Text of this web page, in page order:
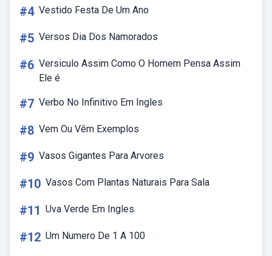
#4 Vestido Festa De Um Ano
#5 Versos Dia Dos Namorados
#6 Versiculo Assim Como O Homem Pensa Assim
Ele é
#7 Verbo No Infinitivo Em Ingles
#8 Vem Ou Vêm Exemplos
#9 Vasos Gigantes Para Arvores
#10 Vasos Com Plantas Naturais Para Sala
#11 Uva Verde Em Ingles
#12 Um Numero De 1 A 100